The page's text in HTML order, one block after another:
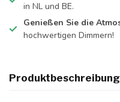
in NL und BE.
Genießen Sie die
hochwertigen Dimmern!
Produktbeschreibung